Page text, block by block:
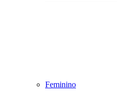
Feminino